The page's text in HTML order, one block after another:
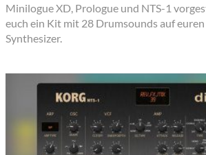
Minilogue XD, Prologue und NTS-1
euch ein Kit mit 28 Drumsounds auf
Synthesizer.